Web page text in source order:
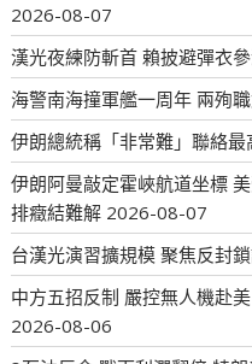
2026-08-07
漢光夜練防斬首 賴披避彈衣
海警南海撞軍艦一周年 兩殉
伊朗總統稱「非常難」聯絡最
伊朗阿曼敲定霍峽航道坐標
排癥結難解 2026-08-07
台漢光演習擴規模 聚焦反封
中方五招反制 嚴控無人機赴
2026-08-06